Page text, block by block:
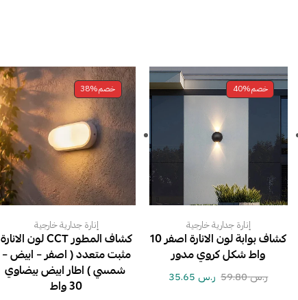
خصم40%
إنارة جدارية خارجية
كشاف بوابة لون الانارة اصفر 10
واط شكل كروي مدور
ر.س59.80 ر.س
خصم38%
إنارة جدارية خارجية
كشاف المطور CCT لون الانارة
مثبت متعدد ( اصفر – ابيض –
شمسي ) اطار ابيض بيضاوي
30 واط